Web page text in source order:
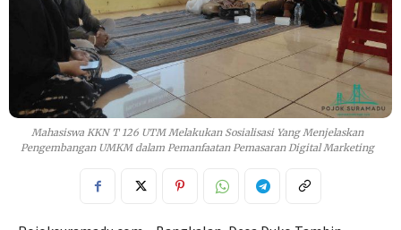
Mahasiswa KKN T 126 UTM Melakukan Sosialisasi Yang Menjelaskan
Pengembangan UMKM dalam Pemanfaatan Pemasaran Digital Marketing